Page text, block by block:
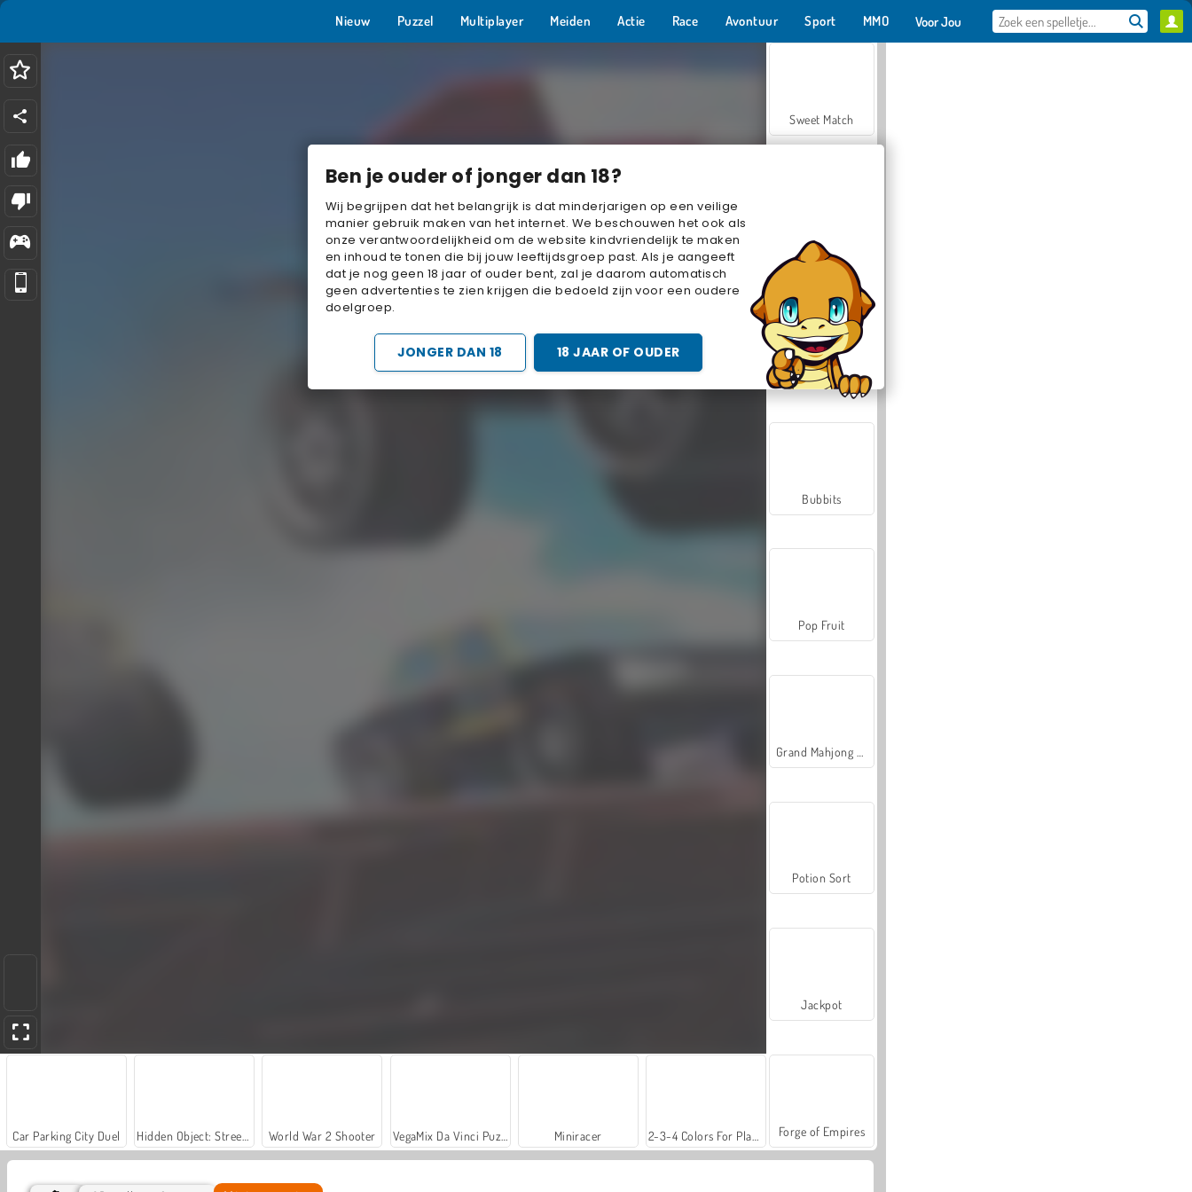
Ben je ouder of jonger dan 18?
Wij begrijpen dat het belangrijk is dat minderjarigen op een veilige
manier gebruik maken van het internet. We beschouwen het ook als
onze verantwoordelijkheid om de website kindvriendelijk te maken
en inhoud te tonen die bij jouw leeftijdsgroep past. Als je aangeeft
dat je nog geen 18 jaar of ouder bent, zal je daarom automatisch
geen advertenties te zien krijgen die bedoeld zijn voor een oudere
doelgroep.
JONGER DAN 18 18 JAAR OF OUDER
Nieuw Puzzel Multiplayer Meiden Actie Race Avontuur Sport MMO Voor Jou
Car Parking City Duel World War 2 Shooter Miniracer
Sweet Match
Zen Solitaire
Farmerama
Bubbits
Pop Fruit
Potion Sort
Jackpot
Forge of Empires